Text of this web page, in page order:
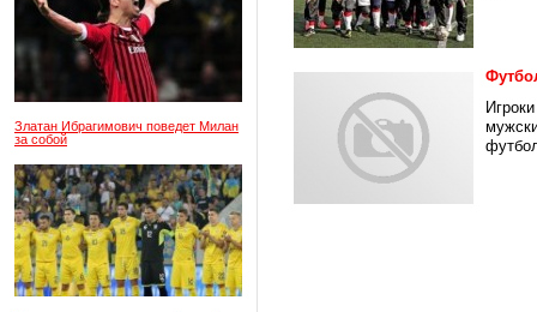
Златан Ибрагимович поведет Милан
за собой